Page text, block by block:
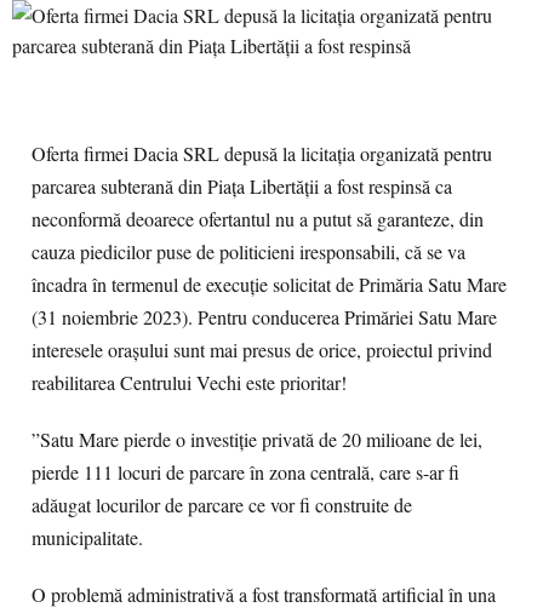
Oferta firmei Dacia SRL depusă la licitația organizată pentru
parcarea subterană din Piața Libertății a fost respinsă ca
neconformă deoarece ofertantul nu a putut să garanteze, din
cauza piedicilor puse de politicieni iresponsabili, că se va
încadra în termenul de execuție solicitat de Primăria Satu Mare
(31 noiembrie 2023). Pentru conducerea Primăriei Satu Mare
interesele orașului sunt mai presus de orice, proiectul privind
reabilitarea Centrului Vechi este prioritar!
”Satu Mare pierde o investiție privată de 20 milioane de lei,
pierde 111 locuri de parcare în zona centrală, care s-ar fi
adăugat locurilor de parcare ce vor fi construite de
municipalitate.
O problemă administrativă a fost transformată artificial în una